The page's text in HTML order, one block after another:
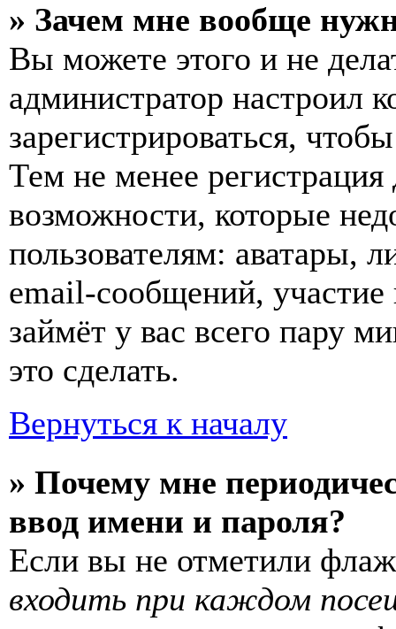
» Зачем мне вообще
Вы можете этого и не
администратор
зарегистрироваться,
Тем не менее
возможности, которые
пользователям: аватары,
email-сообщений, участие
займёт у вас всего пару
это сделать.
Вернуться к началу
» Почему мне
ввод имени и пароля?
Если вы не отметили
входить при каждом